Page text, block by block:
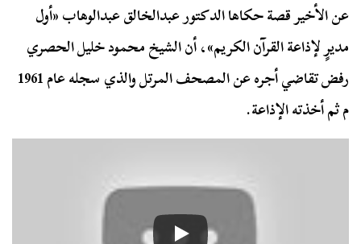
عن الأخير قصة حكاها الدكتور عبدالخالق عبدالوهاب «أول
مديرٍ لإذاعة القرآن الكريم»، أن الشيخ محمود خليل الحصري
رفض تقاضي أجره عن المصحف المرتل والذي سجله عام 1961
م ثم أخذته الإذاعة.